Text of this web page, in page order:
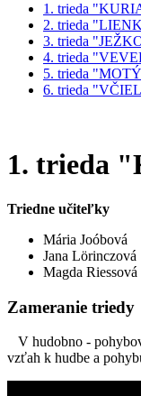
1. trieda
2. trieda
3. trieda
4. trieda
5. trieda
6. trieda
1. trieda
Triedne učiteľky
Mária Joóbová
Jana Lörinczová
Magda Riessová
Zameranie triedy
V hudobno -
vzťah k hudbe a